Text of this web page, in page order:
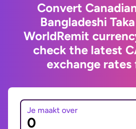
Convert
Bangladeshi
WorldRemit
check the latest
exchange rates
Je maakt over